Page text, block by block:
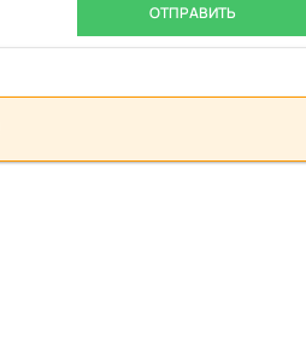
ОТПРАВИТЬ